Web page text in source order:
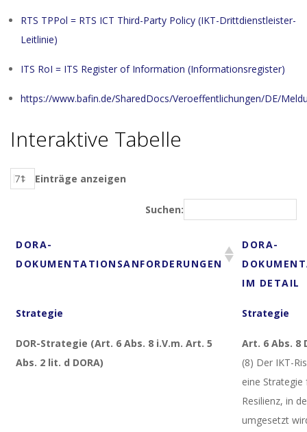
RTS TPPol = RTS ICT Third-Party Policy (IKT-Drittdienstleister-
Leitlinie)
ITS RoI = ITS Register of Information (Informationsregister)
https://www.bafin.de/SharedDocs/Veroeffentlichungen/DE/
Interaktive Tabelle
Einträge anzeigen
Suchen:
DORA-
DOKUMENTATIONSANFORDERUNGEN
DORA-
IM DETAIL
Strategie Strategie
DOR-Strategie (Art. 6 Abs. 8 i.V.m. Art. 5
Abs. 2 lit. d DORA)
Art. 6 Abs. 8
(8) Der IKT-
eine
Resilienz, in
umgesetzt